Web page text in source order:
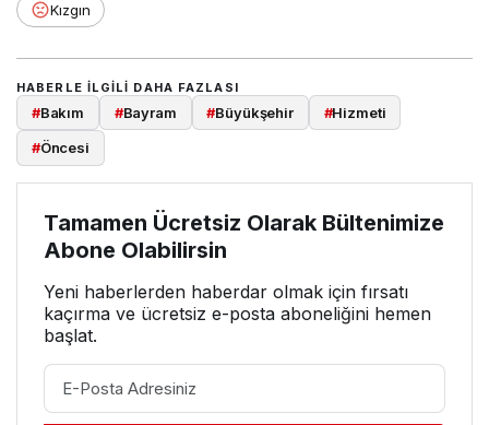
Kızgın
HABERLE ILGILI DAHA FAZLASI
#Bakım #Bayram #Büyükşehir #Hizmeti
#Öncesi
Tamamen Ücretsiz Olarak Bültenimize
Abone Olabilirsin
Yeni haberlerden haberdar olmak için fırsatı
kaçırma ve ücretsiz e-posta aboneliğini hemen
başlat.